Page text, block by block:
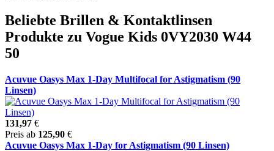
Beliebte Brillen & Kontaktlinsen
Produkte zu Vogue Kids 0VY2030 W44
50
Acuvue Oasys Max 1-Day Multifocal for Astigmatism (90
Linsen)
131,97 €
Preis ab 125,90 €
Acuvue Oasys Max 1-Day for Astigmatism (90 Linsen)